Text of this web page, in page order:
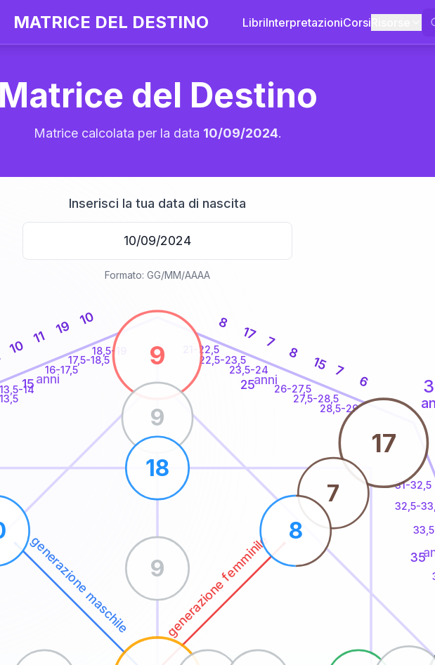
MATRICE DEL DESTINO LibriInterpretazioniCorsi
Matrice del Destino
Matrice calcolata per la data 10/09/2024.
Inserisci la tua data di nascita
Formato: GG/MM/AAAA
generazione maschile generazione femminile
20
13,5-14
16-17,5
17,5-18,5
18,5-19 21-22,5
22,5-23,5
23,5-24
26-27,5
27,5-28,5
28,5-29
31-32,5
32,5-
10 11
19 10 8
17 7
8
15 7
6
9
17
9
18
9
7
8
15anni 25anni
35